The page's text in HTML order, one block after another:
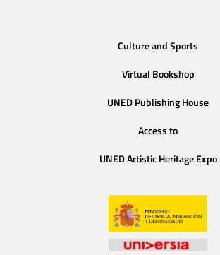
Culture and Sports
Virtual Bookshop
UNED Publishing House
Access to
UNED Artistic Heritage Expo